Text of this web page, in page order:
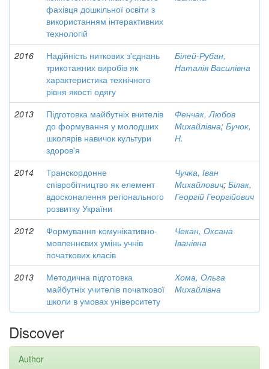
фахівця дошкільної освіти з
використанням інтерактивних
технологій
2016
Надійність ниткових з'єднань
трикотажних виробів як
характеристика технічного
рівня якості одягу
Білей-Рубан,
Наталія Василівна
2013
Підготовка майбутніх вчителів
до формування у молодших
школярів навичок культури
здоров'я
Фенчак, Любов
Михайлівна; Бучок,
Н.
2014
Транскордонне
співробітництво як елемент
вдосконалення регіонального
розвитку України
Чучка, Іван
Михайлович; Білак,
Георгій Георгійович
2012
Формування комунікативно-
мовленнєвих умінь учнів
початкових класів
Чекан, Оксана
Іванівна
2013
Методична підготовка
майбутніх учителів початкової
школи в умовах університету
Хома, Ольга
Михайлівна
Discover
Author